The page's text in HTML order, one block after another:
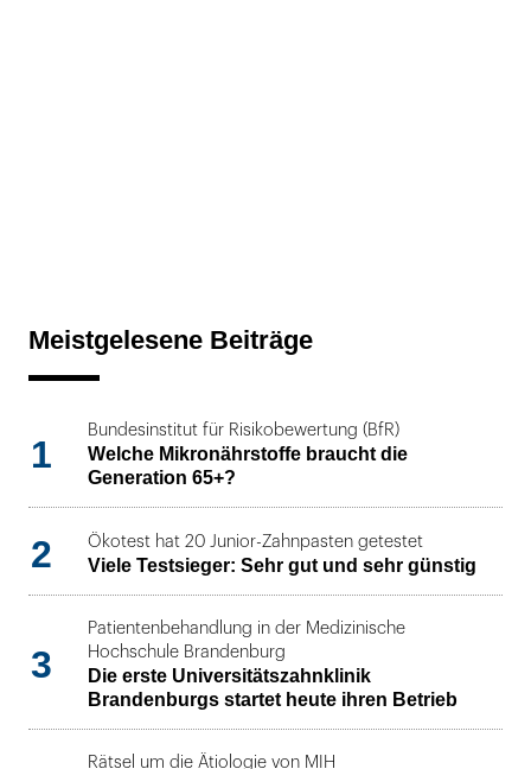
Meistgelesene Beiträge
1
Bundesinstitut für Risikobewertung (BfR)
Welche Mikronährstoffe braucht die
Generation 65+?
2 Ökotest hat 20 Junior-Zahnpasten getestet
Viele Testsieger: Sehr gut und sehr günstig
3
Patientenbehandlung in der Medizinische
Hochschule Brandenburg
Die erste Universitätszahnklinik
Brandenburgs startet heute ihren Betrieb
Rätsel um die Ätiologie von MIH